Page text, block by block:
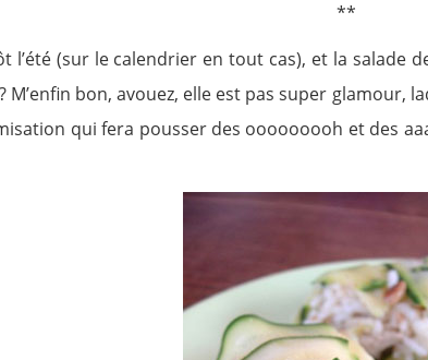
**
l’été (sur le calendrier en tout cas), et la
M’enfin bon, avouez, elle est pas super glamour,
qui fera pousser des ooooooooh et des